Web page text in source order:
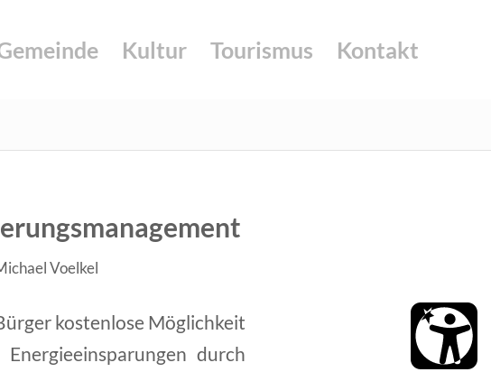
Kultur Tourismus Kontakt
Voelkel
kostenlose Möglichkeit
durch